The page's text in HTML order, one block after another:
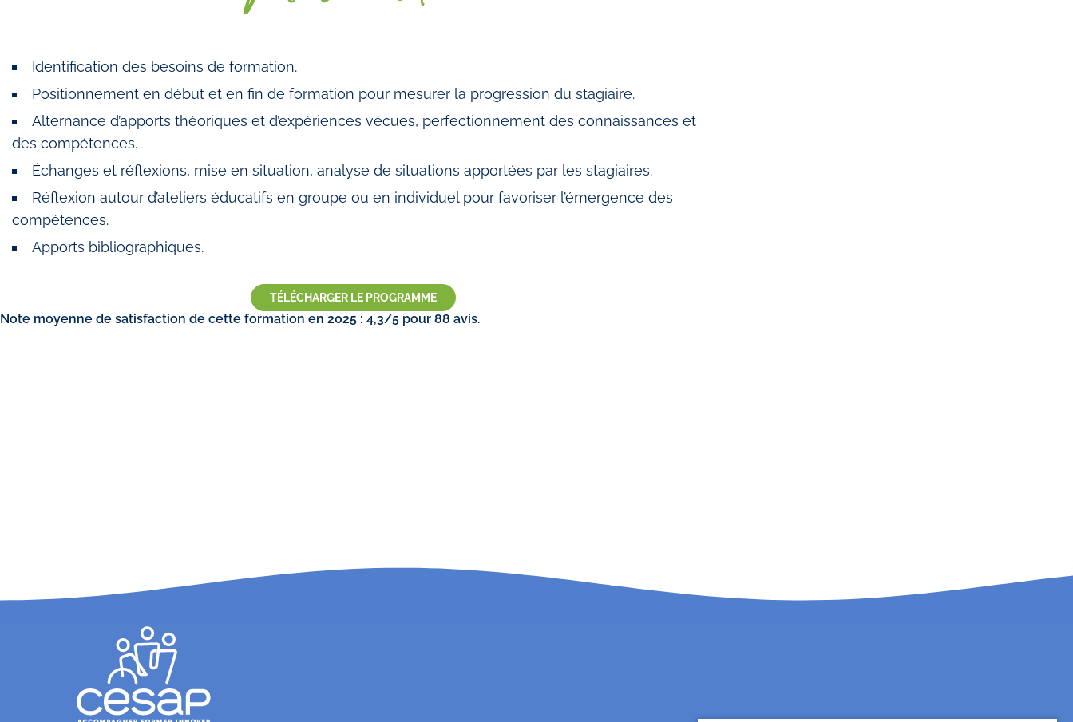
Identification des besoins de formation.
Positionnement en début et en fin de formation pour mesurer la progression du stagiaire.
Alternance d’apports théoriques et d’expériences vécues, perfectionnement des connaissances et
des compétences.
Échanges et réflexions, mise en situation, analyse de situations apportées par les stagiaires.
Réflexion autour d’ateliers éducatifs en groupe ou en individuel pour favoriser l’émergence des
compétences.
Apports bibliographiques.
TÉLÉCHARGER LE PROGRAMME
Note moyenne de satisfaction de cette formation en 2025 : 4,3/5 pour 88 avis.